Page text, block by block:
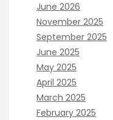
June 2026
November 2025
September 2025
June 2025
May 2025
April 2025
March 2025
February 2025